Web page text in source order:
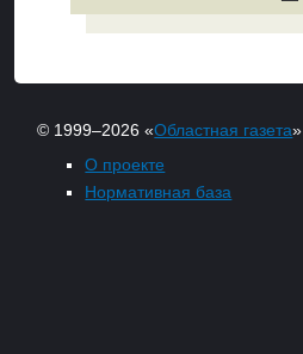
© 1999–2026 «Областная газета»
О проекте
Нормативная база